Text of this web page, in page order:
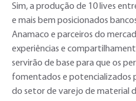
Sim, a produção de 10 lives
e mais bem posicionados
Anamaco e parceiros do
experiências e
servirão de base para que os
fomentados e potencializados
do setor de varejo de material